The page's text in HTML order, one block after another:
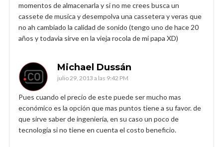
momentos de almacenarla y si no me crees busca un
cassete de musica y desempolva una cassetera y veras que
no ah cambiado la calidad de sonido (tengo uno de hace 20
años y todavia sirve en la vieja rocola de mi papa XD)
Michael Dussán
julio 29, 2013 a las 9:42 PM
Pues cuando el precio de este puede ser mucho mas
económico es la opción que mas puntos tiene a su favor. de
que sirve saber de ingeniería, en su caso un poco de
tecnología si no tiene en cuenta el costo beneficio.